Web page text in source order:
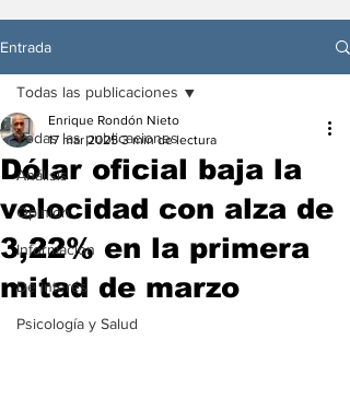
Entrada
Todas las publicaciones
Análisis
Opinión
Información
De interés
Psicología y Salud
Todas las publicaciones
Dólar oficial baja la
velocidad con alza de
3,22% en la primera
mitad de marzo
Enrique Rondón Nieto
17 mar 2025 3 min de lectura